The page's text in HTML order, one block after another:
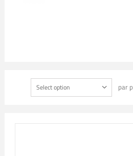
Select option par